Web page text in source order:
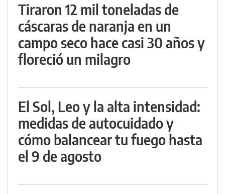
Tiraron 12 mil toneladas de
cáscaras de naranja en un
campo seco hace casi 30 años y
floreció un milagro
El Sol, Leo y la alta intensidad:
medidas de autocuidado y
cómo balancear tu fuego hasta
el 9 de agosto